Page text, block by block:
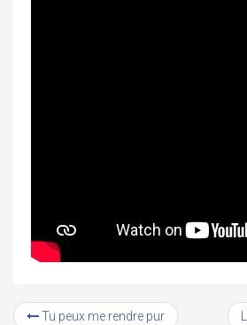
Tu peux me rendre pur